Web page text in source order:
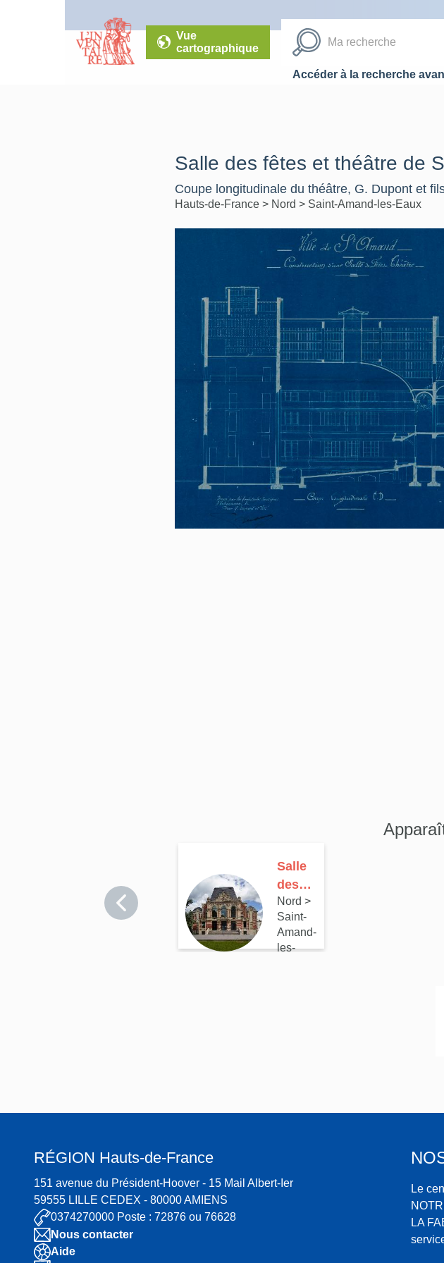
Vue
cartographique
Accéder à la recherche
Salle des fêtes et théâtre de
Coupe longitudinale du théâtre, G. Dupont et
Hauts-de-France > Nord > Saint-Amand-les-Eaux
Salle
des
fêtes
et
théâtr
Nord >
Saint-
Amand-
les-
RÉGION Hauts-de-France
151 avenue du Président-Hoover - 15 Mail Albert-Ier
59555 LILLE CEDEX - 80000 AMIENS
0374270000 Poste : 72876 ou 76628
Nous contacter
Aide
Le
LA